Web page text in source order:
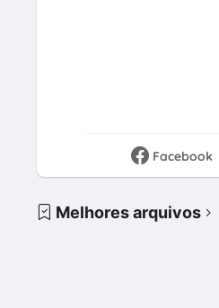
Facebook
Melhores arquivos